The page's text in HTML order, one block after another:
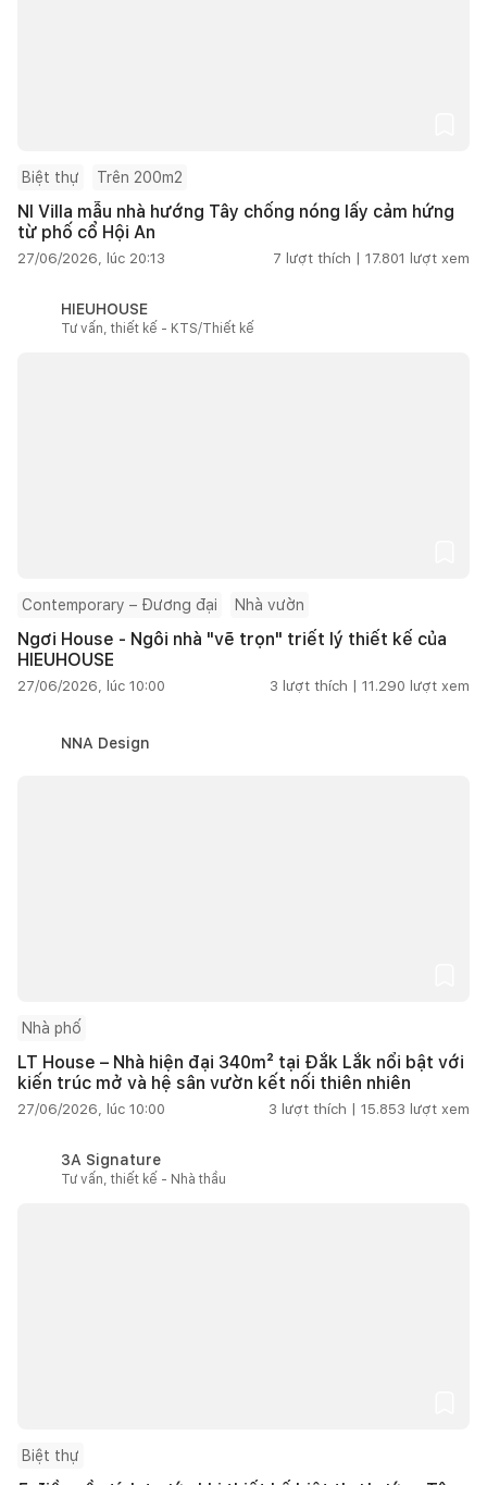
Biệt thự Trên 200m2
NI Villa mẫu nhà hướng Tây chống nóng lấy cảm hứng
từ phố cổ Hội An
27/06/2026, lúc 20:13 7 lượt thích | 17.801 lượt xem
HIEUHOUSE
Tư vấn, thiết kế - KTS/Thiết kế
Contemporary – Đương đại Nhà vườn
Ngơi House - Ngôi nhà "vẽ trọn" triết lý thiết kế của
HIEUHOUSE
27/06/2026, lúc 10:00 3 lượt thích | 11.290 lượt xem
NNA Design
Nhà phố
LT House – Nhà hiện đại 340m² tại Đắk Lắk nổi bật với
kiến trúc mở và hệ sân vườn kết nối thiên nhiên
27/06/2026, lúc 10:00 3 lượt thích | 15.853 lượt xem
3A Signature
Tư vấn, thiết kế - Nhà thầu
Biệt thự